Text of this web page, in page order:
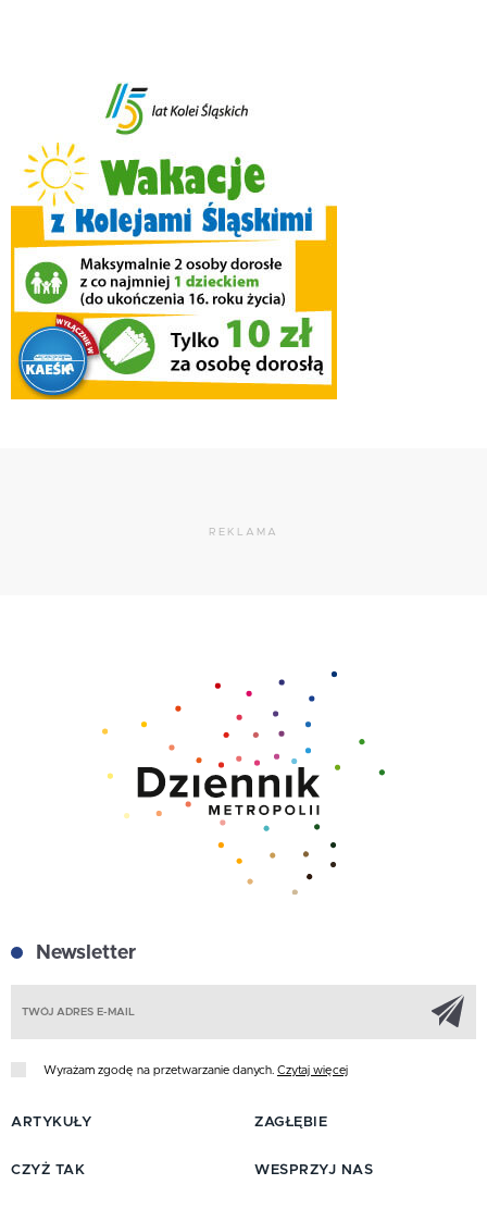
REKLAMA
Newsletter
Wyrażam zgodę na przetwarzanie danych. Czytaj więcej
ARTYKUŁY
CZYŻ TAK
ZAGŁĘBIE
WESPRZYJ NAS